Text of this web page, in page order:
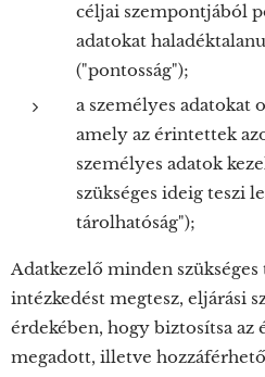
céljai szempontjából
adatokat
("pontosság");
a személyes adatokat
amely az érintettek
személyes adatok
szükséges ideig teszi
tárolhatóság");
Adatkezelő minden szükséges
intézkedést megtesz, eljárási
érdekében, hogy biztosítsa
megadott, illetve